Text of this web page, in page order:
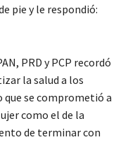
pie y le respondió:
PRD y PCP recordó
la salud a los
que se comprometió a
como el de la
de terminar con